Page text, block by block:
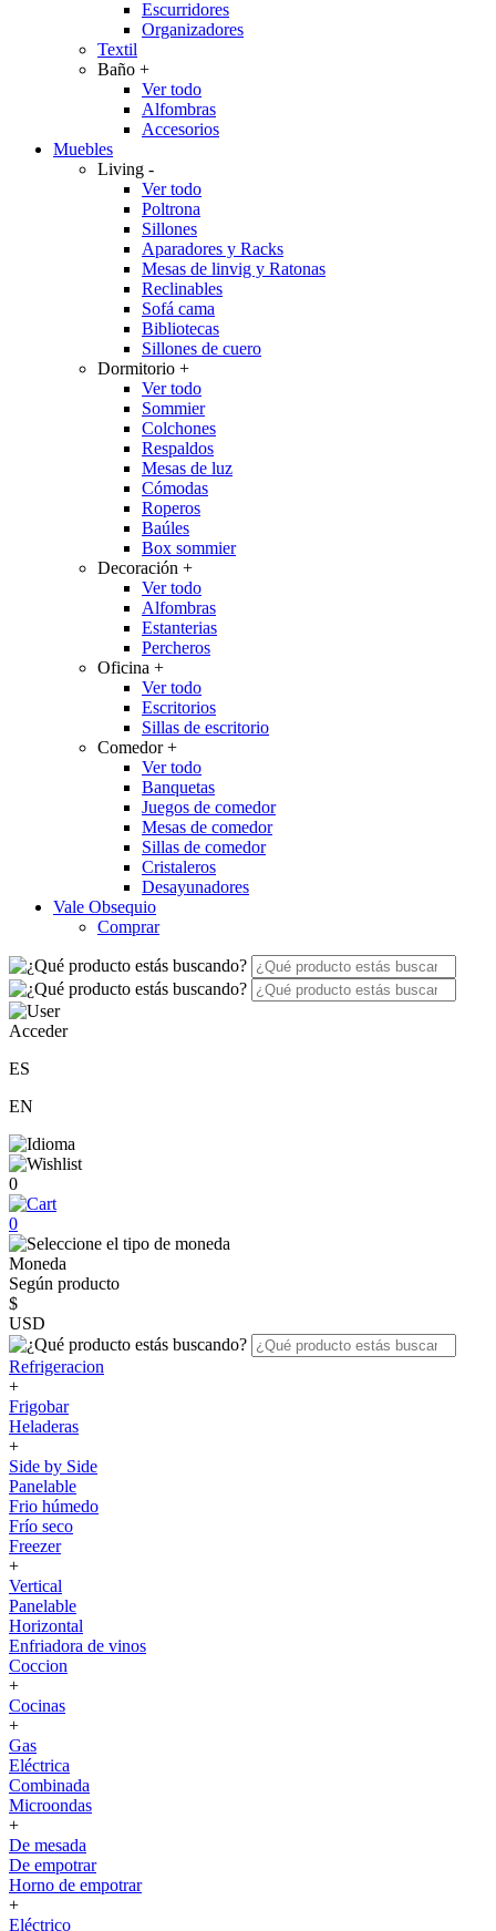
Escurridores
Organizadores
Textil
Baño +
Ver todo
Alfombras
Accesorios
Muebles
Living -
Ver todo
Poltrona
Sillones
Aparadores y Racks
Mesas de linvig y Ratonas
Reclinables
Sofá cama
Bibliotecas
Sillones de cuero
Dormitorio +
Ver todo
Sommier
Colchones
Respaldos
Mesas de luz
Cómodas
Roperos
Baúles
Box sommier
Decoración +
Ver todo
Alfombras
Estanterias
Percheros
Oficina +
Ver todo
Escritorios
Sillas de escritorio
Comedor+
Ver todo
Banquetas
Juegos de comedor
Mesas de comedor
Sillas de comedor
Cristaleros
Desayunadores
Vale Obsequio
Comprar
Acceder
ES
EN
0
0
Moneda
Según producto
$
USD
Refrigeracion
+
Frigobar
Heladeras
+
Side by Side
Panelable
Frio húmedo
Frío seco
Freezer
+
Vertical
Panelable
Horizontal
Enfriadora de vinos
Coccion
+
Cocinas
+
Gas
Eléctrica
Combinada
Microondas
+
De mesada
De empotrar
Horno de empotrar
+
Eléctrico